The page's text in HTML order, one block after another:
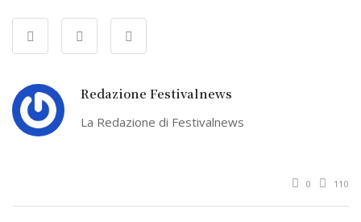
Redazione Festivalnews
La Redazione di Festivalnews
0 110